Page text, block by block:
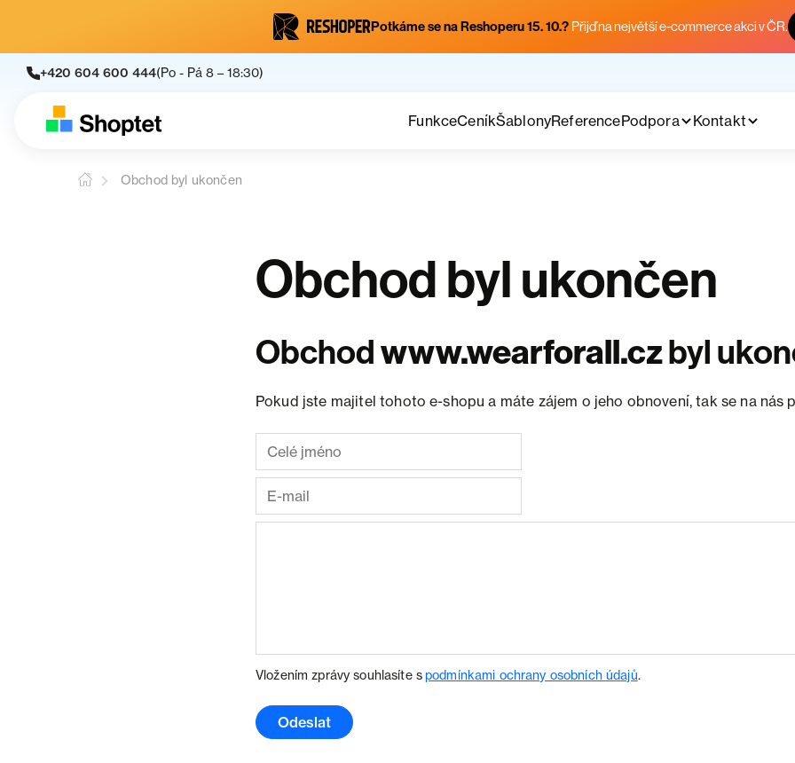
Potkáme se na Reshoperu 15. 10.? Přijď na největší e-commerce akci v ČR.
+420 604 600 444(Po - Pá 8 – 18:30)
FunkceCeníkŠablonyReferencePodpora Kontakt
Obchod byl ukončen
Obchod byl ukončen
Obchodwww.wearforall.czbyl
Pokud jste majitel tohoto e-shopu a máte zájem o jeho obnovení, tak se na nás
Vložením zprávy souhlasíte spodmínkami ochrany osobních údajů.
Odeslat